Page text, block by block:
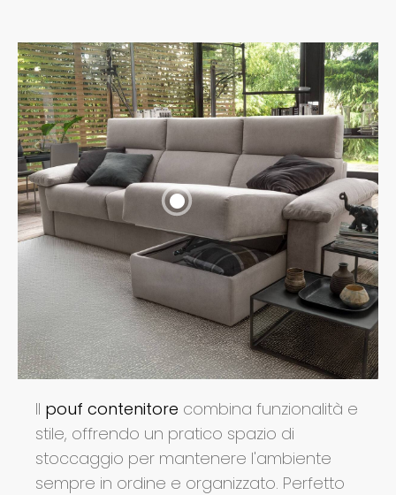
Il pouf contenitore combina funzionalità e
stile, offrendo un pratico spazio di
stoccaggio per mantenere l'ambiente
sempre in ordine e organizzato. Perfetto